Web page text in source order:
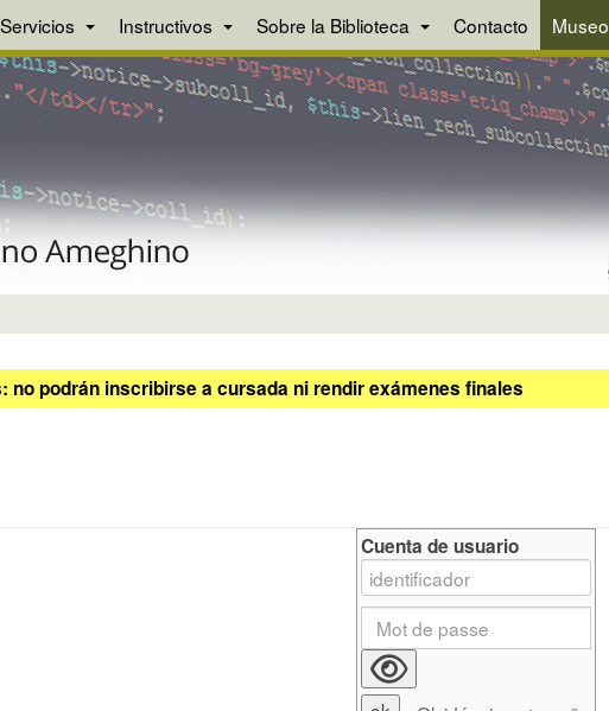
Servicios Instructivos Sobre la Biblioteca Contacto Museo
podrán inscribirse a cursada ni rendir exámenes finales
Cuenta de usuario